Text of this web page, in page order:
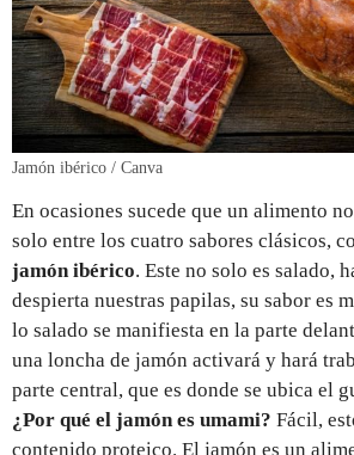
Jamón ibérico / Canva
En ocasiones sucede que un alimento
solo entre los cuatro sabores clásicos,
jamón ibérico. Este no solo es salado,
despierta nuestras papilas, su sabor es
lo salado se manifiesta en la parte
una loncha de jamón activará y hará
parte central, que es donde se ubica el
¿Por qué el jamón es umami? Fácil,
contenido proteico. El jamón es un